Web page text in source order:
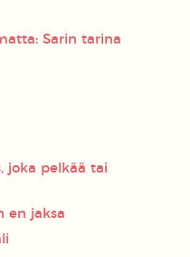
Sarin tarina
joka pelkää tai
en jaksa